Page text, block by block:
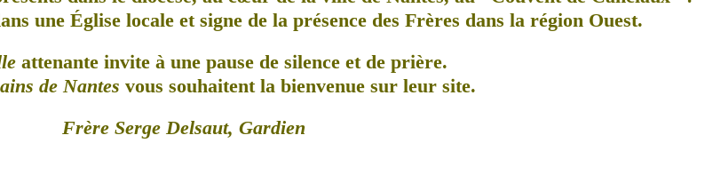
une Église locale et signe de la présence des Frères dans la région Ouest.
attenante invite à une pause de silence et de prière.
de Nantes vous souhaitent la bienvenue sur leur site.
Frère Serge Delsaut, Gardien